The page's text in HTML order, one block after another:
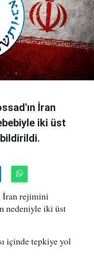
İran
iki üst
İran rejimini
nedeniyle iki üst
içinde tepkiye yol